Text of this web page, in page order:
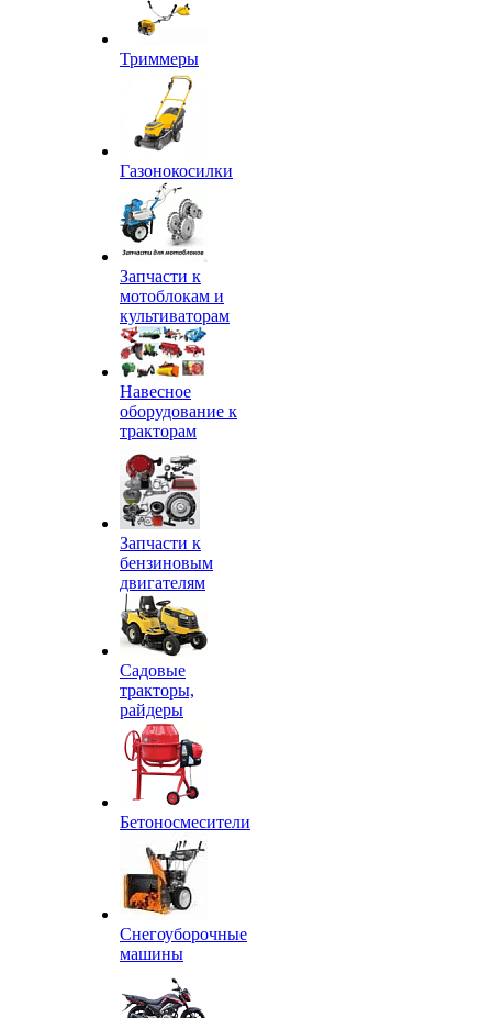
Триммеры
Газонокосилки
Запчасти к
мотоблокам и
культиваторам
Навесное
оборудование к
тракторам
Запчасти к
бензиновым
двигателям
Садовые
тракторы,
райдеры
Бетоносмесители
Снегоуборочные
машины